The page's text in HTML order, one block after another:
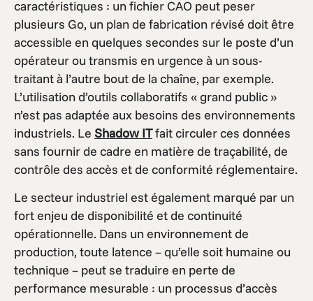
caractéristiques : un fichier CAO peut peser
plusieurs Go, un plan de fabrication révisé doit être
accessible en quelques secondes sur le poste d’un
opérateur ou transmis en urgence à un sous-
traitant à l’autre bout de la chaîne, par exemple.
L’utilisation d’outils collaboratifs « grand public »
n’est pas adaptée aux besoins des environnements
industriels. Le Shadow ITfait circuler ces données
sans fournir de cadre en matière de traçabilité, de
contrôle des accès et de conformité réglementaire.
Le secteur industriel est également marqué par un
fort enjeu de disponibilité et de continuité
opérationnelle. Dans un environnement de
production, toute latence – qu’elle soit humaine ou
technique – peut se traduire en perte de
performance mesurable : un processus d’accès